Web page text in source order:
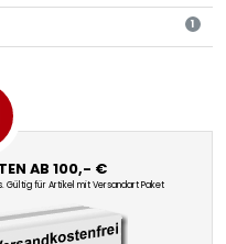
1
AB 100,- €
Gültig für Artikel mit Versandart Paket